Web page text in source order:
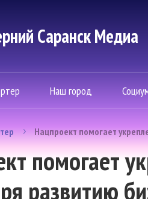
Саранск Mедиа
Наш город
Нацпроект помогает
помогает
развитию